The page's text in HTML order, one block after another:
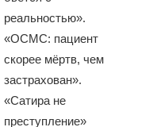
реальностью».
«ОСМС: пациент
скорее мёртв, чем
застрахован».
«Сатира не
преступление»